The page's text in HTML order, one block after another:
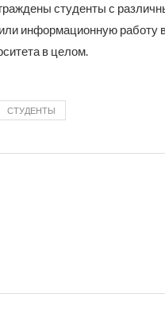
студенты с
информационную работу
в целом.
СТУДЕНТЫ